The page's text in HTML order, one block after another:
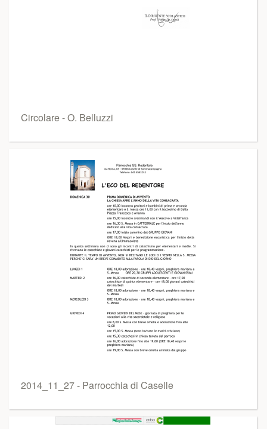
Circolare - O. Belluzzi
2014_11_27 - Parrocchia di Caselle